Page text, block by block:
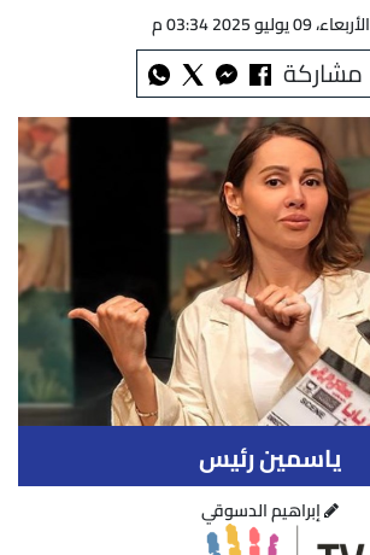
الأربعاء، 09 يوليو 2025 03:34 م
مشاركة
ياسمين رئيس
إبراهيم الدسوقي